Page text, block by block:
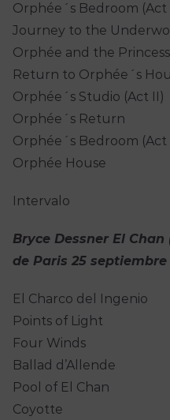
Orphée´s Bedroom (Act
Journey to the
Orphée and the Princess
Return to Orphée´s
Orphée´s Studio (Act II)
Orphée´s Return
Orphée´s Bedroom (Act
Orphée House
Intervalo
Bryce Dessner El
de Paris 25 septiembre
El Charco del Ingenio
Points of Light
Four Winds
Ballad d’Allende
Pool of El Chan
Coyotte